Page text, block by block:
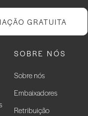
GRATUITA
SOBRE NÓS
Sobre nós
Embaixadores
Retribuição